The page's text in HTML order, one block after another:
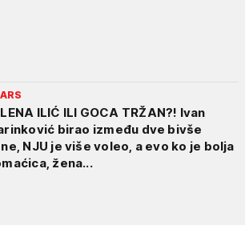
ILIĆ ILI GOCA TRŽAN?! Ivan
birao između dve bivše
NJU je više voleo, a evo ko je bolja
žena...